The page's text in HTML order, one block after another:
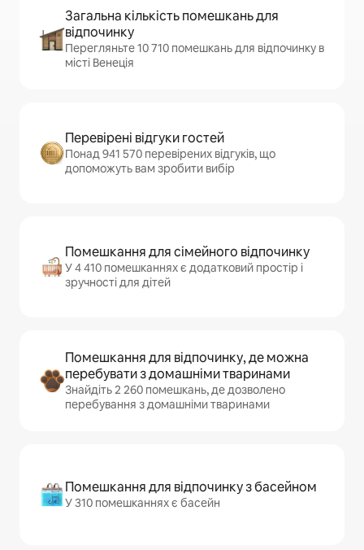
Загальна кількість помешкань для
відпочинку
Перегляньте 10 710 помешкань для відпочинку в
місті Венеція
Перевірені відгуки гостей
Понад 941 570 перевірених відгуків, що
допоможуть вам зробити вибір
Помешкання для сімейного відпочинку
У 4 410 помешканнях є додатковий простір і
зручності для дітей
Помешкання для відпочинку, де можна
перебувати з домашніми тваринами
Знайдіть 2 260 помешкань, де дозволено
перебування з домашніми тваринами
Помешкання для відпочинку з басейном
У 310 помешканнях є басейн